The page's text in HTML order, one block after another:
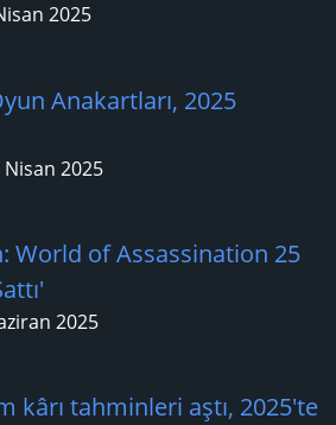
2025
Anakartları, 2025
Nisan 2025
World of Assassination 25
2025
kârı tahminleri aştı, 2025'te